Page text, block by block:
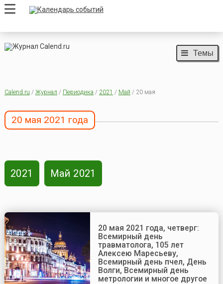
Темы
Calend.ru / Журнал / Периодика / 2021 / Май / 20 мая
20 мая 2021 года
2021 Май 2021
20 мая 2021 года, четверг:
Всемирный день
травматолога, 105 лет
Алексею Маресьеву,
Всемирный день пчел, День
Волги, Всемирный день
метрологии и многое другое